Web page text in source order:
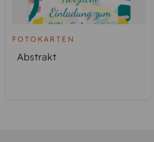
FOTOKARTEN
Abstrakt